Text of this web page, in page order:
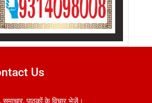
Us
पाठकों के विचार भेजें।